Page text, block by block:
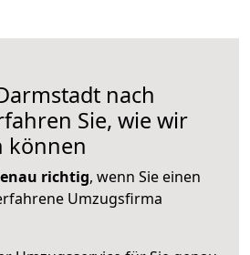
nach
Sie, wie wir
können
richtig, wenn Sie einen
Umzugsfirma